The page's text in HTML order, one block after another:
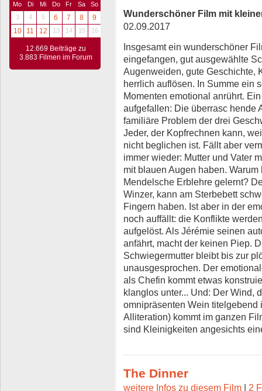
Mo Di Mi Do Fr Sa
So
3
4 5 6 7 8
9
10
11 12 13 14 15 16
12.669 Beiträge zu
3.883 Filmen im Forum
Wunderschöner Film mit
02.09.2017
Insgesamt ein wunderschöner
eingefangen, gut ausgewählte
Augenweiden, gute Geschichte,
herrlich auflösen. In Summe ein
Momenten emotional anrührt.
aufgefallen: Die überrasc hende
familiäre Problem der drei
Jeder, der Kopfrechnen kann,
nicht beglichen ist. Fällt aber
immer wieder: Mutter und Vater
mit blauen Augen haben.
Mendelsche Erblehre gelernt?
Winzer, kann am Sterbebett
Fingern haben. Ist aber in der
noch auffällt: die Konflikte
aufgelöst. Als Jérémie seinen
anfährt, macht der keinen Piep.
Schwiegermutter bleibt bis zur
unausgesprochen. Der
als Chefin kommt etwas
klanglos unter... Und: Der Wind,
omnipräsenten Wein
Alliteration) kommt im ganzen
sind Kleinigkeiten angesichts
The Dinner
weitere Infos zu diesem Film
2